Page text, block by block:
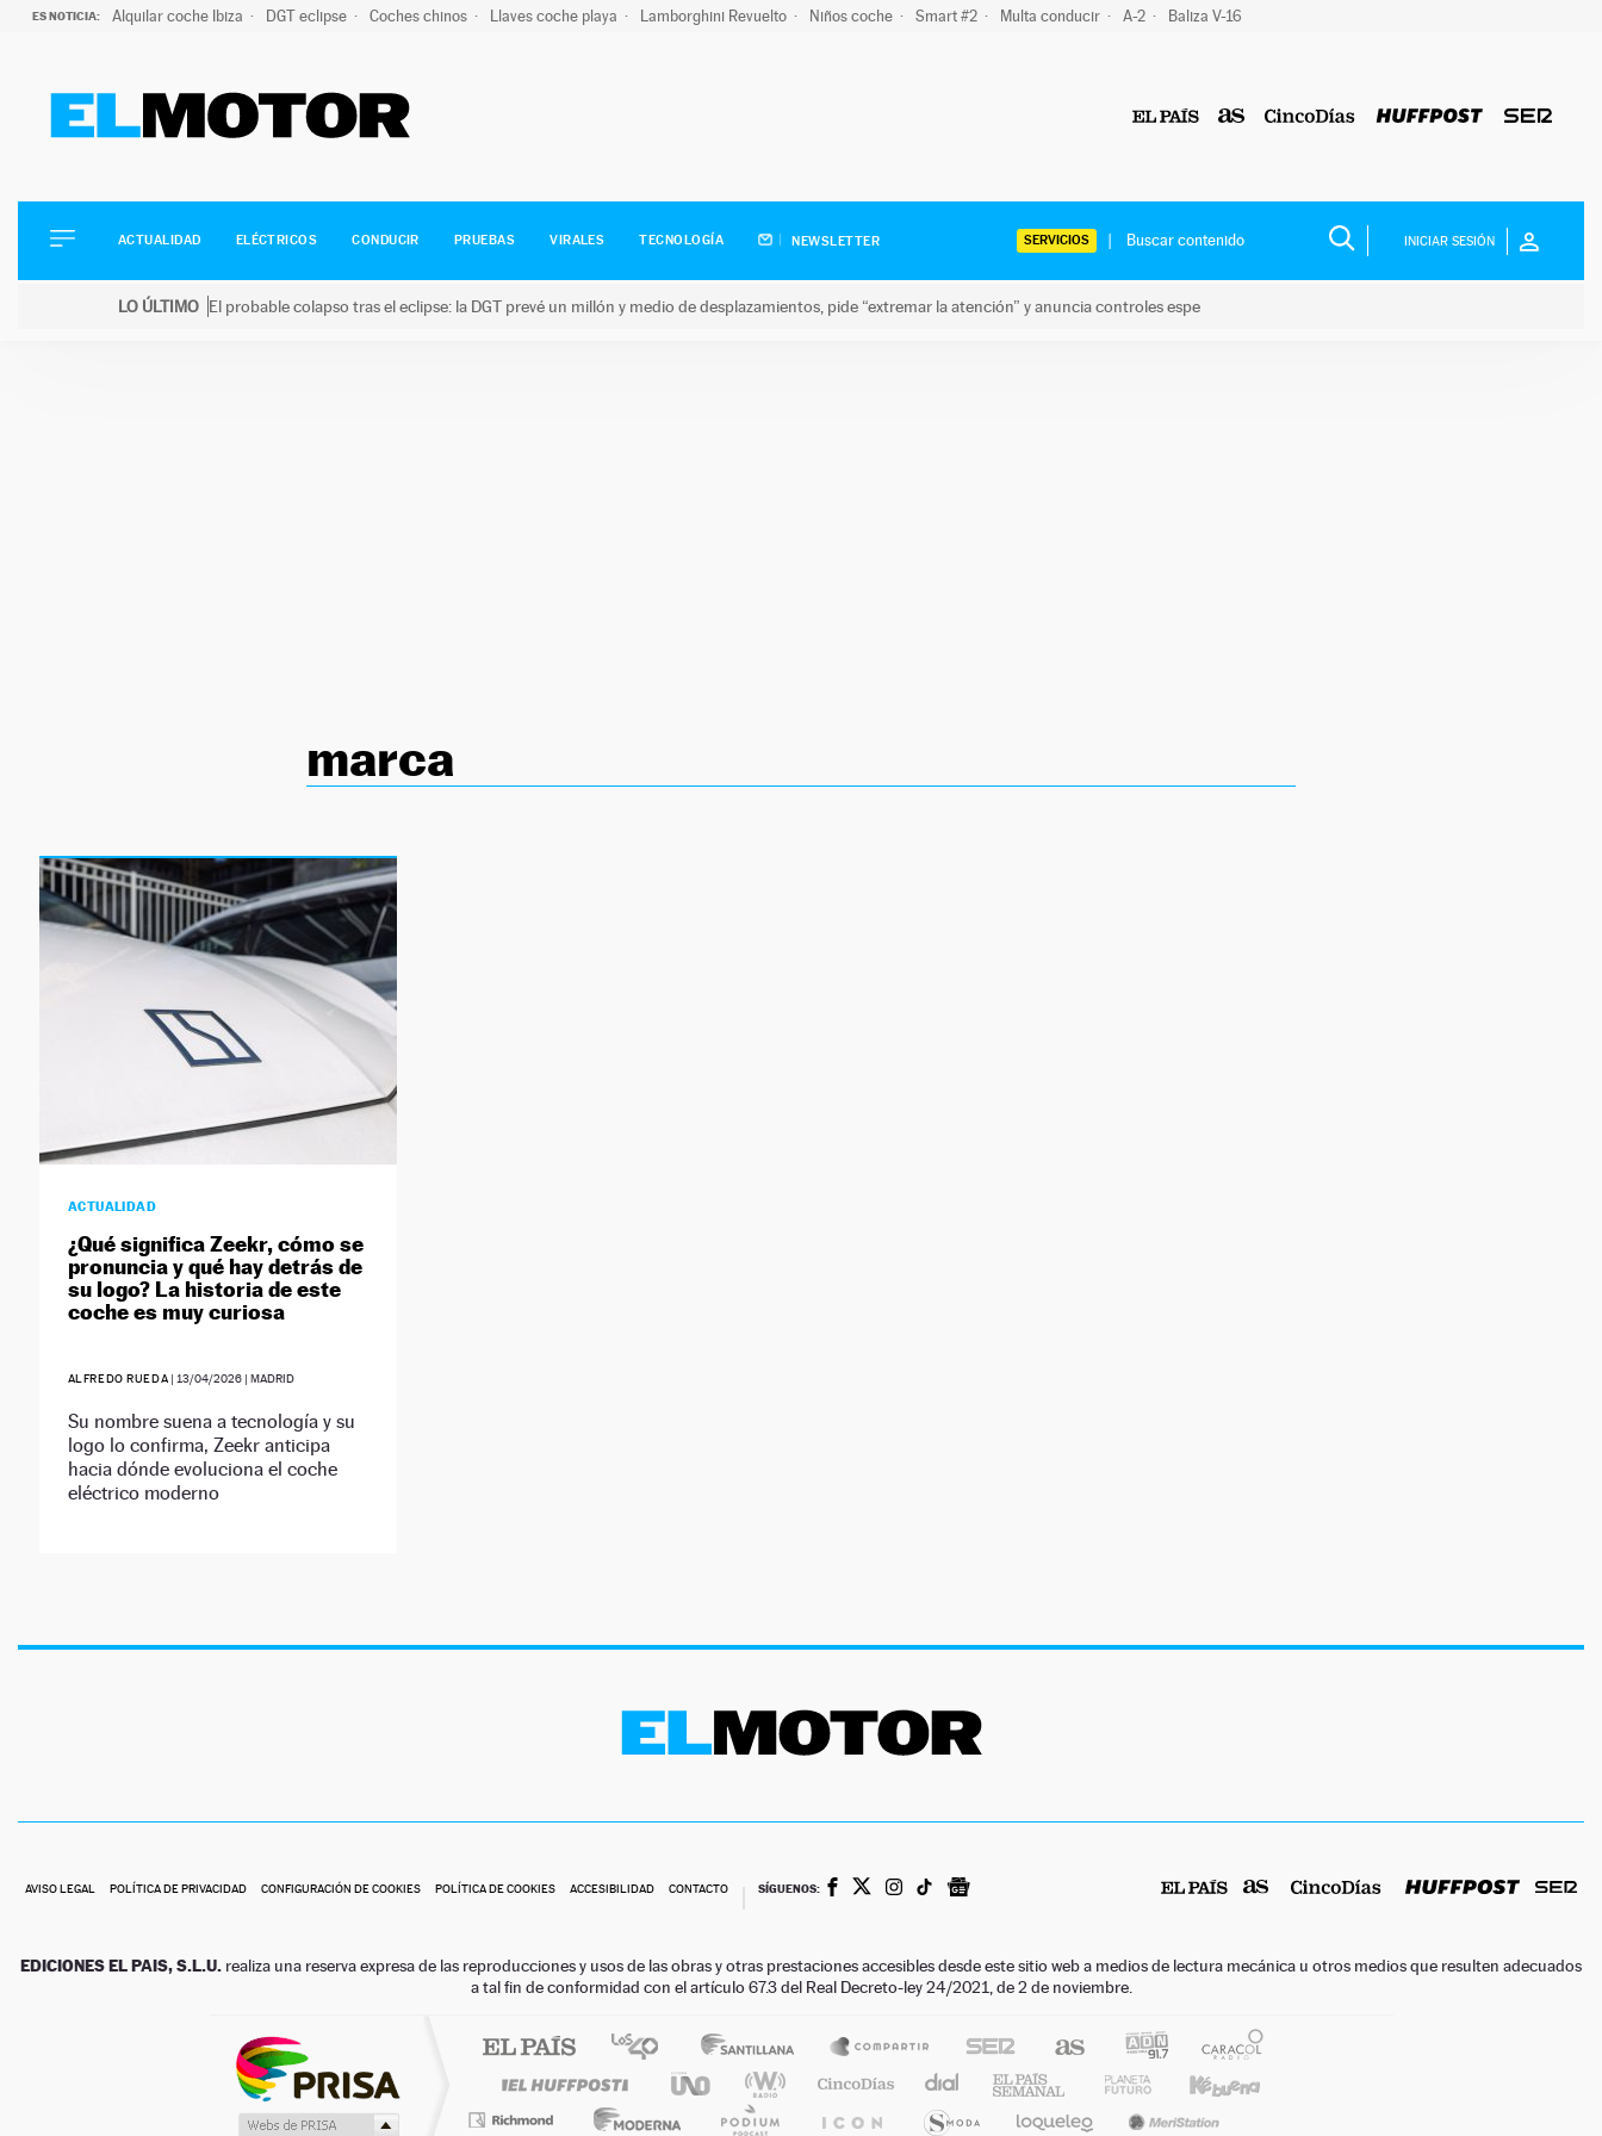
ES NOTICIA: Alquilar coche Ibiza DGT eclipse Coches chinos Llaves coche playa Lamborghini Revuelto Niños coche Smart #2 Multa conducir A-2 Baliza V-16
ELÉCTRICOS
CONDUCIR
ACTUALIDAD ELÉCTRICOS CONDUCIR PRUEBAS VIRALES TECNOLOGÍA NEWSLETTER SERVICIOS INICIAR SESIÓN
LO ÚLTIMO El probable colapso tras el eclipse: la DGT prevé un millón y medio de desplazamientos, pide “extremar la atención” y anuncia controles espe
marca
ACTUALIDAD
¿Qué significa Zeekr, cómo se
pronuncia y qué hay detrás de
su logo? La historia de este
coche es muy curiosa
ALFREDO RUEDA | 13/04/2026 | MADRID
Su nombre suena a tecnología y su
logo lo confirma, Zeekr anticipa
hacia dónde evoluciona el coche
eléctrico moderno
AVISO LEGAL POLÍTICA DE PRIVACIDAD CONFIGURACIÓN DE COOKIES POLÍTICA DE COOKIES ACCESIBILIDAD CONTACTO SÍGUENOS:
EDICIONES EL PAIS, S.L.U. realiza una reserva expresa de las reproducciones y usos de las obras y otras prestaciones accesibles desde este sitio web a medios de lectura mecánica u otros medios que resulten adecuados
a tal fin de conformidad con el artículo 67.3 del Real Decreto-ley 24/2021, de 2 de noviembre.